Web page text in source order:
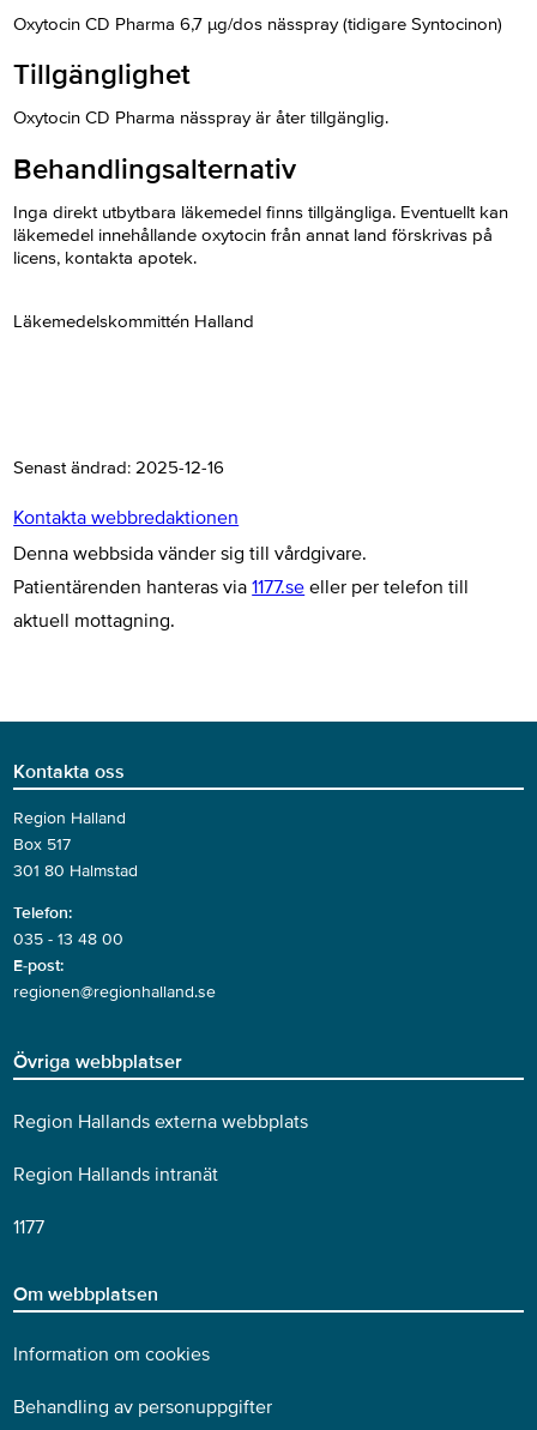
Oxytocin CD Pharma 6,7 µg/dos nässpray (tidigare Syntocinon)
Tillgänglighet
Oxytocin CD Pharma nässpray är åter tillgänglig.
Behandlingsalternativ
Inga direkt utbytbara läkemedel finns tillgängliga. Eventuellt kan
läkemedel innehållande oxytocin från annat land förskrivas på
licens, kontakta apotek.
Läkemedelskommittén Halland
Senast ändrad:2025-12-16
Kontakta webbredaktionen
Denna webbsida vänder sig till vårdgivare.
Patientärenden hanteras via1177.se eller per telefon till
aktuell mottagning.
Kontakta oss
Region Halland
Box 517
301 80 Halmstad
Telefon:
035 - 13 48 00
E-post:
regionen@regionhalland.se
Övriga webbplatser
Region Hallands externa webbplats
Region Hallands intranät
1177
Om webbplatsen
Information om cookies
Behandling av personuppgifter